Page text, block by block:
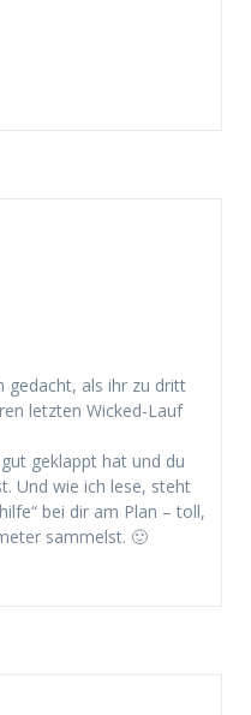
gedacht, als ihr zu dritt
letzten Wicked-Lauf
geklappt hat und du
Und wie ich lese, steht
bei dir am Plan – toll,
sammelst. 🙂